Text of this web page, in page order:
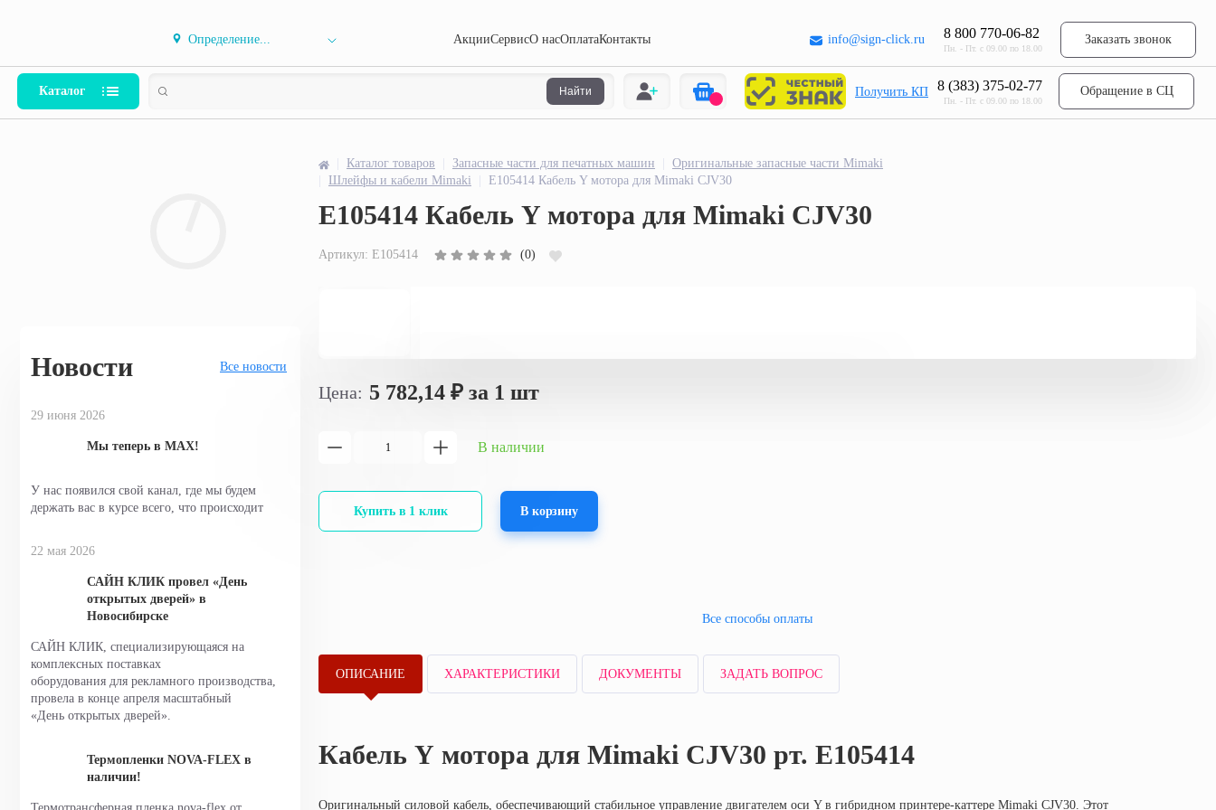
Определение... АкцииСервисО насОплатаКонтакты info@sign-click.ru 8 800 770-06-82
Пн. - Пт. с 09.00 по 18.00
Заказать звонок
Каталог Найти Получить КП 8 (383) 375-02-77
Пн. - Пт. с 09.00 по 18.00
Обращение в СЦ
Новости Все новости
29 июня 2026
Мы теперь в MAX!
У нас появился свой канал, где мы будем
держать вас в курсе всего, что происходит
22 мая 2026
САЙН КЛИК провел «День
открытых дверей» в
Новосибирске
САЙН КЛИК, специализирующаяся на
комплексных поставках
оборудования для рекламного
производства, провела в конце апреля
масштабный
Термопленки NOVA-FLEX в
Каталог товаров Запасные части для печатных машин
Оригинальные запасные части Mimaki
Шлейфы и кабели Mimaki
E105414 Кабель Y мотора для Mimaki CJV30
E105414 Кабель Y мотора для Mimaki CJV30
Артикул:E105414 (0)
Цена 5 782,14 ₽ за 1 шт
В наличии
Купить в 1 клик
корзину
Все способы оплаты
ОПИСАНИЕ ХАРАКТЕРИСТИКИ ДОКУМЕНТЫ ЗАДАТЬ ВОПРОС
Кабель Y мотора для Mimaki CJV30 рт. E105414
Оригинальный силовой кабель, обеспечивающий стабильное управление двигателем оси Y в гибридном принтере-каттере Mimaki CJV30. Этот